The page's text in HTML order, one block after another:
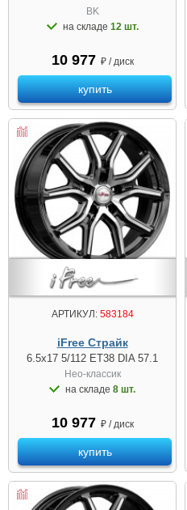
BK
на складе 12 шт.
10 977 ₽ / диск
купить
АРТИКУЛ:583184
iFree Страйк
6.5x17 5/112 ET38 DIA 57.1
Нео-классик
на складе 8 шт.
10 977 ₽ / диск
купить